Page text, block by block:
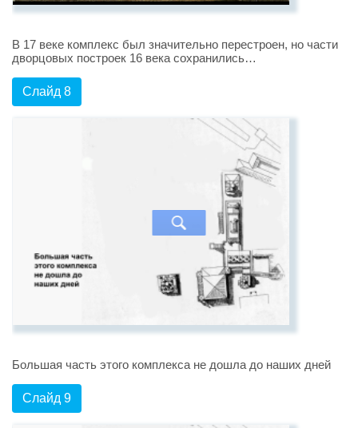
В 17 веке комплекс был значительно перестроен, но части
дворцовых построек 16 века сохранились…
Слайд 8
Большая часть этого комплекса не дошла до наших дней
Слайд 9